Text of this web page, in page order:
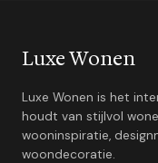
Luxe Wonen
Luxe Wonen is het
houdt van stijlvol
wooninspiratie,
woondecoratie.